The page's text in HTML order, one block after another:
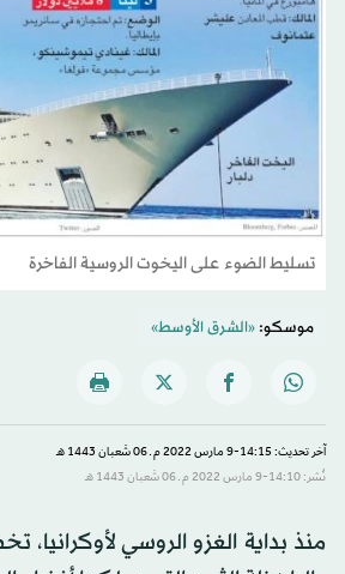
تسليط الضوء على اليخوت الروسية الفاخرة
موسكو:«الشرق الأوسط»
آخر تحديث: 14:15-9 مارس 2022 م ـ 06 شَعبان 1443 هـ
نُشر: 14:10-9 مارس 2022 م ـ 06 شَعبان 1443 هـ
منذ بداية الغزو الروسي لأوكرانيا،